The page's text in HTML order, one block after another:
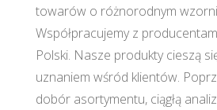
towarów o różnorodnym
Współpracujemy z
Polski. Nasze produkty cieszą
uznaniem wśród klientów.
dobór asortymentu, ciągłą